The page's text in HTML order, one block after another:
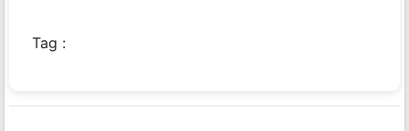
Tag :